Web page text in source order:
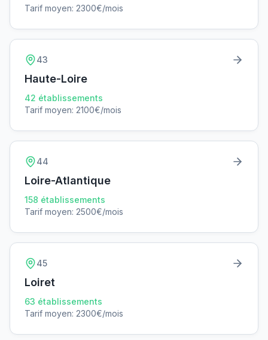
Tarif moyen: 2300€/mois
43
Haute-Loire
42 établissements
Tarif moyen: 2100€/mois
44
Loire-Atlantique
158 établissements
Tarif moyen: 2500€/mois
45
Loiret
63 établissements
Tarif moyen: 2300€/mois